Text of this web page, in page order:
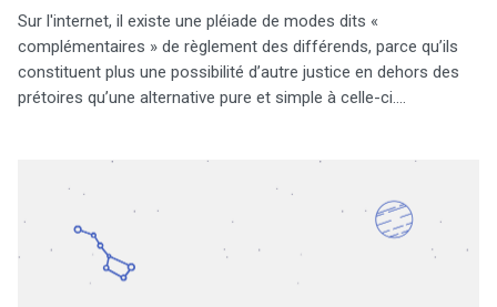
Sur l'internet, il existe une pléiade de modes dits «
complémentaires » de règlement des différends, parce qu’ils
constituent plus une possibilité d’autre justice en dehors des
prétoires qu’une alternative pure et simple à celle-ci.…